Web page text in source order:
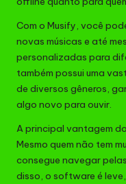
Com o Musify, você
novas músicas e até
personalizadas para
também possui uma
de diversos gêneros,
algo novo para ouvir.
A principal vantagem
Mesmo quem não tem
consegue navegar
disso, o software é